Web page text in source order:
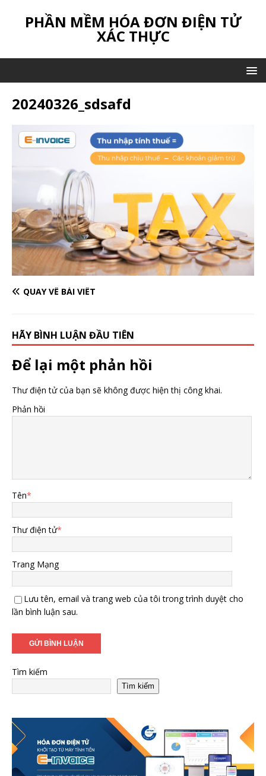
PHẦN MỀM HÓA ĐƠN ĐIỆN TỬ
XÁC THỰC
20240326_sdsafd
QUAY VỀ BÀI VIẾT
HÃY BÌNH LUẬN ĐẦU TIÊN
Để lại một phản hồi
Thư điện tử của bạn sẽ không được hiện thị công khai.
Phản hồi
Tên*
Thư điện tử*
Trang Mạng
Lưu tên, email và trang web của tôi trong trình duyệt cho
lần bình luận sau.
Tìm kiếm
Tìm kiếm